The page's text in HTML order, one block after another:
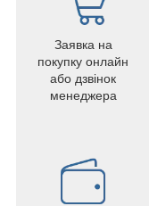
Заявка на
покупку онлайн
або дзвінок
менеджера